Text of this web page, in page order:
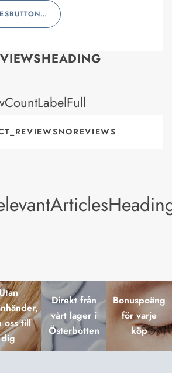
PRODUCT_SERIESBUTTONLABEL
oss till
dig
Direkt från
vårt lager i
Österbotten
Bonuspoäng
för varje
köp